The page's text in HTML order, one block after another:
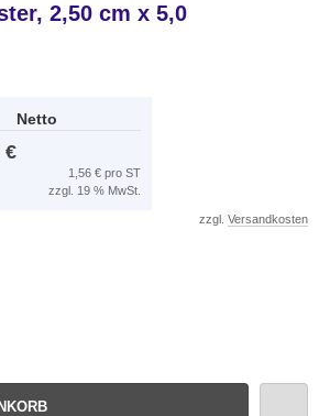
2,50 cm x 5,0
Netto
€
1,56 € pro ST
zzgl. 19 % MwSt.
zzgl. Versandkosten